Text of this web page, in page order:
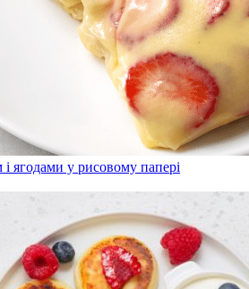
ягодами у рисовому папері